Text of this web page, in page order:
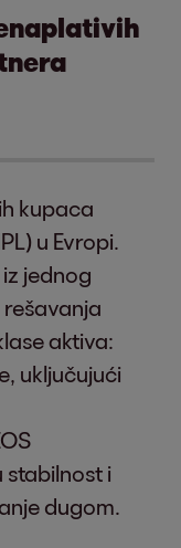
kupaca
u Evropi.
jednog
aktiva:
uključujući
i
dugom.